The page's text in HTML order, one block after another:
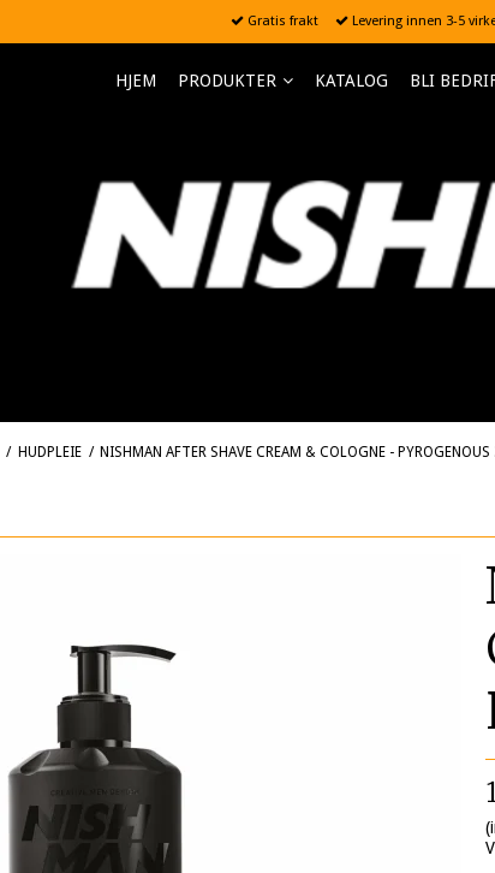
Gratis frakt Levering innen 3-5
HJEM PRODUKTER KATALOG BLI
/ HUDPLEIE / NISHMAN AFTER SHAVE CREAM & COLOGNE - PYROGENOUS